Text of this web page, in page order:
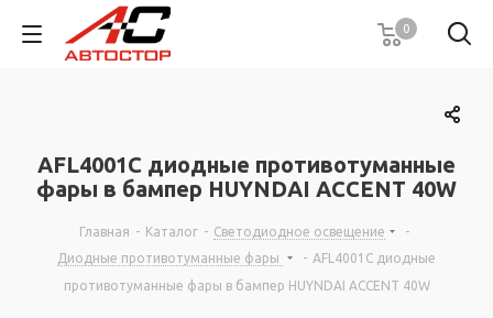
0
AFL4001C диодные противотуманные
фары в бампер HUYNDAI ACCENT 40W
Главная - Каталог - Светодиодное освещение
-
Диодные противотуманные фары
- AFL4001C диодные
противотуманные фары в бампер HUYNDAI ACCENT 40W